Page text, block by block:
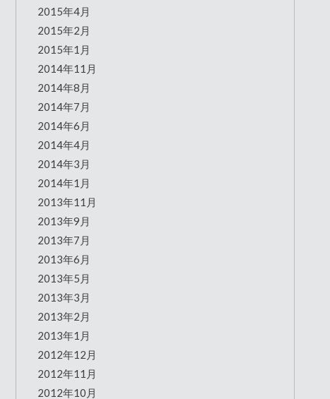
2015年4月
2015年2月
2015年1月
2014年11月
2014年8月
2014年7月
2014年6月
2014年4月
2014年3月
2014年1月
2013年11月
2013年9月
2013年7月
2013年6月
2013年5月
2013年3月
2013年2月
2013年1月
2012年12月
2012年11月
2012年10月